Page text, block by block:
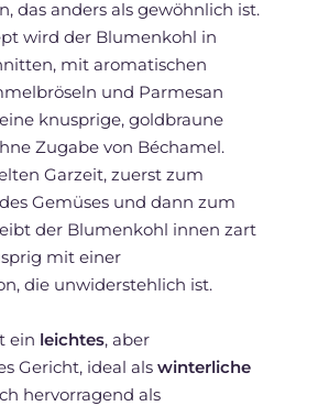
das anders als gewöhnlich ist.
wird der Blumenkohl in
mit aromatischen
und Parmesan
knusprige, goldbraune
Zugabe von Béchamel.
Garzeit, zuerst zum
Gemüses und dann zum
der Blumenkohl innen zart
mit einer
die unwiderstehlich ist.
ein leichtes, aber
Gericht, ideal als winterliche
hervorragend als